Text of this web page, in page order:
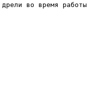
во время работы